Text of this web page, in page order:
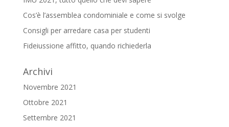
Cos’è l’assemblea condominiale e come si svolge
Consigli per arredare casa per studenti
Fideiussione affitto, quando richiederla
Archivi
Novembre 2021
Ottobre 2021
Settembre 2021